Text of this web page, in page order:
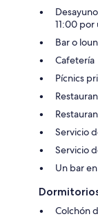
11:00
Bar o
Cafetería
Pícnics
Servicio
Servicio
Un bar
Colchón